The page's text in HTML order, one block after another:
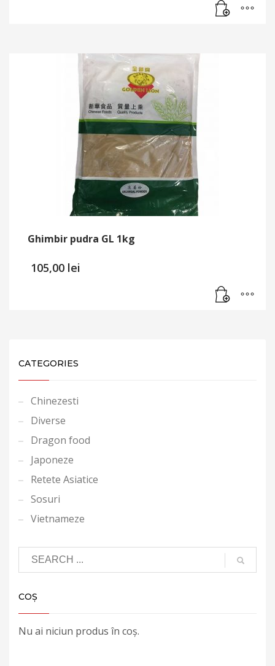
Ghimbir pudra GL 1kg
105,00 lei
CATEGORIES
Chinezesti
Diverse
Dragon food
Japoneze
Retete Asiatice
Sosuri
Vietnameze
COȘ
Nu ai niciun produs în coș.